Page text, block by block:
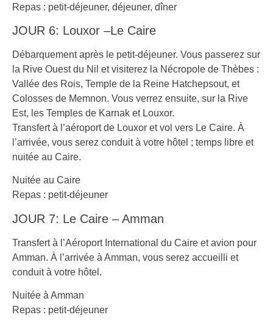
Repas : petit-déjeuner, déjeuner, dîner
JOUR 6: Louxor –Le Caire
Débarquement après le petit-déjeuner. Vous passerez sur
la Rive Ouest du Nil et visiterez la Nécropole de Thèbes :
Vallée des Rois, Temple de la Reine Hatchepsout, et
Colosses de Memnon. Vous verrez ensuite, sur la Rive
Est, les Temples de Karnak et Louxor.
Transfert à l’aéroport de Louxor et vol vers Le Caire. À
l’arrivée, vous serez conduit à votre hôtel ; temps libre et
nuitée au Caire.
Nuitée au Caire
Repas : petit-déjeuner
JOUR 7: Le Caire – Amman
Transfert à l’Aéroport International du Caire et avion pour
Amman. À l’arrivée à Amman, vous serez accueilli et
conduit à votre hôtel.
Nuitée à Amman
Repas : petit-déjeuner